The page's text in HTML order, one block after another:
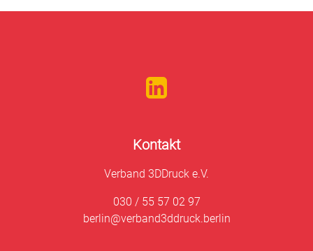
Kontakt
Verband 3DDruck e.V.
030 / 55 57 02 97
berlin@verband3ddruck.berlin